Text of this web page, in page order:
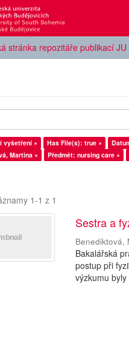
stránka repozitáře publikací JU
vyšetření × Has File(s): true ×
Martina ×
Předmět: nursing care ×
1-1 z 1
Sestra a
Benediktová,
Bakalářská
postup při
výzkumu